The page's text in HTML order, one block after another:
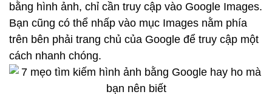
bằng hình ảnh, chỉ cần truy cập vào Google Images.
Bạn cũng có thể nhấp vào mục Images nằm phía
trên bên phải trang chủ của Google để truy cập một
cách nhanh chóng.